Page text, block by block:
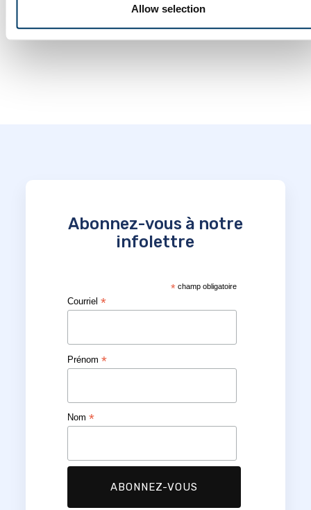
Allow selection
canadienne sur le vieillissement
Abonnez-vous à notre
infolettre
*champ obligatoire
Courriel*
Prénom*
Nom*